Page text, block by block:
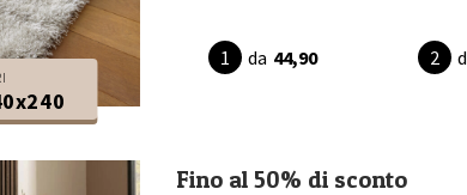
da 44,90
Fino al 50% di sconto